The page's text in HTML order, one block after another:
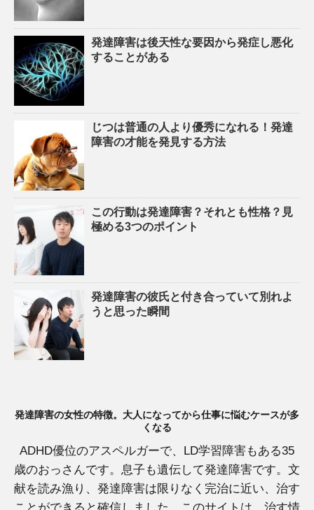
発達障害は後天性な要因から発症し悪化
することがある
じつは普通の人より優秀になれる！発達
障害の才能を発見する方法
この行動は発達障害？それとも性格？見
極める3つのポイント
発達障害の彼氏と付き合っていて別れよ
うと思った瞬間
発達障害の女性の特徴。大人になってから仕事に悩むケースが多
くなる
ADHD優位のアスペルガーで、LD学習障害もある35
歳のおっさんです。息子も遺伝して発達障害です。文
献を読み漁り、発達障害は限りなく完治に近い、治す